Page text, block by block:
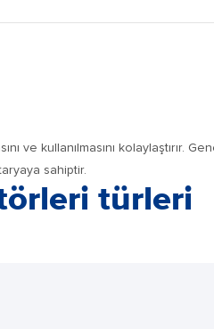
ve kullanılmasını kolaylaştırır.
sahiptir.
türleri